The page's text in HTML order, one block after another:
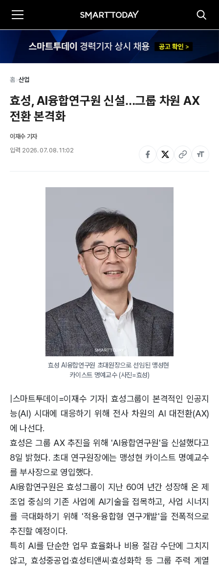
홈>산업
효성, AI융합연구원 신설…그룹 차원 AX
전환 본격화
이재수 기자
입력 2026. 07. 08. 11:02
효성 AI융합연구원 초대원장으로 선임된 맹성현
카이스트 명예교수 (사진=효성)
|스마트투데이=이재수 기자| 효성그룹이 본격적인 인공지
능(AI) 시대에 대응하기 위해 전사 차원의 AI 대전환(AX)
에 나선다.
효성은 그룹 AX 추진을 위해 'AI융합연구원'을 신설했다고
8일 밝혔다. 초대 연구원장에는 맹성현 카이스트 명예교수
를 부사장으로 영입했다.
AI융합연구원은 효성그룹이 지난 60여 년간 성장해 온 제
조업 중심의 기존 사업에 AI기술을 접목하고, 사업 시너지
를 극대화하기 위해 '적용·융합형 연구개발'을 전폭적으로
추진할 예정이다.
특히 AI를 단순한 업무 효율화나 비용 절감 수단에 그치지
않고, 효성중공업·효성티앤씨·효성화학 등 그룹 주력 계열